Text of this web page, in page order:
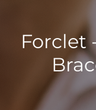
Forclet